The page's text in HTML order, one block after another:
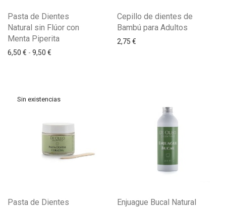
Pasta de Dientes
Natural sin Flúor con
Menta Piperita
6,50 € - 9,50 €
Cepillo de dientes de
Bambú para Adultos
2,75 €
Pasta de Dientes
Enjuague Bucal Natural